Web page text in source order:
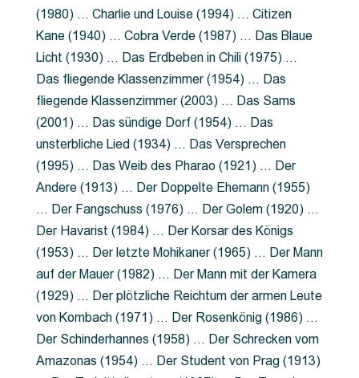
(1980) … Charlie und Louise (1994) … Citizen
Kane (1940) … Cobra Verde (1987) … Das Blaue
Licht (1930) … Das Erdbeben in Chili (1975) …
Das fliegende Klassenzimmer (1954) … Das
fliegende Klassenzimmer (2003) … Das Sams
(2001) … Das sündige Dorf (1954) … Das
unsterbliche Lied (1934) … Das Versprechen
(1995) … Das Weib des Pharao (1921) … Der
Andere (1913) … Der Doppelte Ehemann (1955)
… Der Fangschuss (1976) … Der Golem (1920) …
Der Havarist (1984) … Der Korsar des Königs
(1953) … Der letzte Mohikaner (1965) … Der Mann
auf der Mauer (1982) … Der Mann mit der Kamera
(1929) … Der plötzliche Reichtum der armen Leute
von Kombach (1971) … Der Rosenkönig (1986) …
Der Schinderhannes (1958) … Der Schrecken vom
Amazonas (1954) … Der Student von Prag (1913)